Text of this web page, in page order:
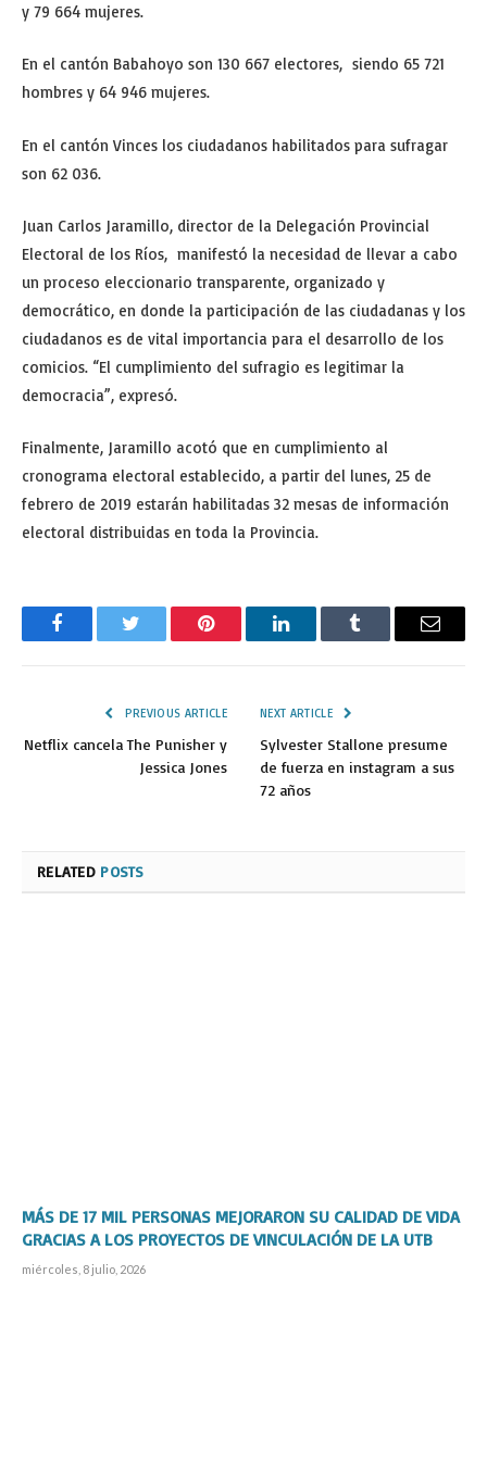
y 79 664 mujeres.
En el cantón Babahoyo son 130 667 electores, siendo 65 721
hombres y 64 946 mujeres.
En el cantón Vinces los ciudadanos habilitados para sufragar
son 62 036.
Juan Carlos Jaramillo, director de la Delegación Provincial
Electoral de los Ríos, manifestó la necesidad de llevar a cabo
un proceso eleccionario transparente, organizado y
democrático, en donde la participación de las ciudadanas y los
ciudadanos es de vital importancia para el desarrollo de los
comicios. “El cumplimiento del sufragio es legitimar la
democracia”, expresó.
Finalmente, Jaramillo acotó que en cumplimiento al
cronograma electoral establecido, a partir del lunes, 25 de
febrero de 2019 estarán habilitadas 32 mesas de información
electoral distribuidas en toda la Provincia.
FacebookTwitter Pinterest LinkedInTumblr Email
PREVIOUS ARTICLE
Netflix cancela The Punisher y
Jessica Jones
NEXT ARTICLE
Sylvester Stallone presume
de fuerza en instagram a sus
72 años
RELATED POSTS
MÁS DE 17 MIL PERSONAS MEJORARON SU CALIDAD DE VIDA
GRACIAS A LOS PROYECTOS DE VINCULACIÓN DE LA UTB
miércoles, 8 julio, 2026